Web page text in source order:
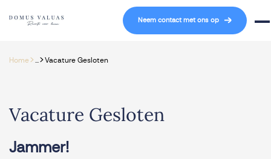
Navigatie overslaan
Neem contact met ons op
Home> >Vacature Gesloten
Vacature Gesloten
Jammer!